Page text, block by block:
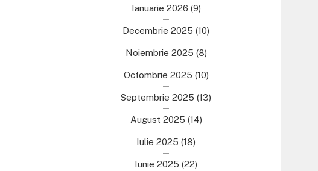
Ianuarie 2026 (9)
Decembrie 2025 (10)
Noiembrie 2025 (8)
Octombrie 2025 (10)
Septembrie 2025 (13)
August 2025 (14)
Iulie 2025 (18)
Iunie 2025 (22)